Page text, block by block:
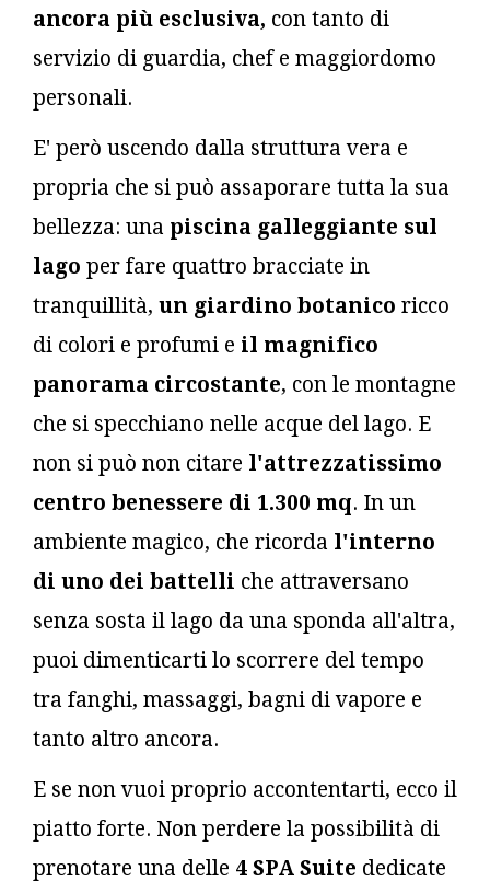
ancora più esclusiva, con tanto di
servizio di guardia, chef e maggiordomo
personali.
E' però uscendo dalla struttura vera e
propria che si può assaporare tutta la sua
bellezza: una piscina galleggiante sul
lago per fare quattro bracciate in
tranquillità, un giardino botanico ricco
di colori e profumi e il magnifico
panorama circostante, con le montagne
che si specchiano nelle acque del lago. E
non si può non citare l'attrezzatissimo
centro benessere di 1.300 mq. In un
ambiente magico, che ricorda l'interno
di uno dei battelli che attraversano
senza sosta il lago da una sponda all'altra,
puoi dimenticarti lo scorrere del tempo
tra fanghi, massaggi, bagni di vapore e
tanto altro ancora.
E se non vuoi proprio accontentarti, ecco il
piatto forte. Non perdere la possibilità di
prenotare una delle 4 SPA Suite dedicate